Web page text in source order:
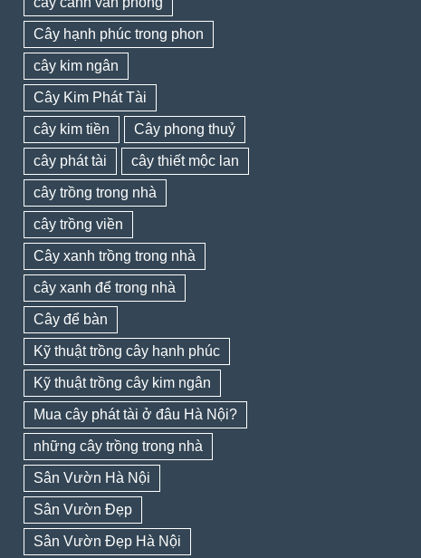
Cây hạnh phúc trong phon
cây kim ngân
Cây Kim Phát Tài
cây kim tiền Cây phong thuỷ
cây phát tài cây thiết mộc lan
cây trồng trong nhà
cây trồng viền
Cây xanh trồng trong nhà
cây xanh để trong nhà
Cây để bàn
Kỹ thuật trồng cây hạnh phúc
Kỹ thuật trồng cây kim ngân
Mua cây phát tài ở đâu Hà Nội?
những cây trồng trong nhà
Sân Vườn Hà Nội
Sân Vườn Đẹp
Sân Vườn Đẹp Hà Nội